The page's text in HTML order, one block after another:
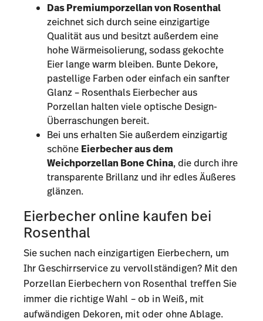
Das Premiumporzellan von Rosenthal
zeichnet sich durch seine einzigartige
Qualität aus und besitzt außerdem eine
hohe Wärmeisolierung, sodass gekochte
Eier lange warm bleiben. Bunte Dekore,
pastellige Farben oder einfach ein sanfter
Glanz – Rosenthals Eierbecher aus
Porzellan halten viele optische Design-
Überraschungen bereit.
Bei uns erhalten Sie außerdem einzigartig
schöne Eierbecher aus dem
Weichporzellan Bone China, die durch ihre
transparente Brillanz und ihr edles Äußeres
glänzen.
Eierbecher online kaufen bei
Rosenthal
Sie suchen nach einzigartigen Eierbechern, um
Ihr Geschirrservice zu vervollständigen? Mit den
Porzellan Eierbechern von Rosenthal treffen Sie
immer die richtige Wahl – ob in Weiß, mit
aufwändigen Dekoren, mit oder ohne Ablage.